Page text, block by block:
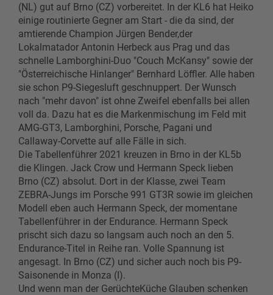
(NL) gut auf Brno (CZ) vorbereitet. In der KL6 hat Heiko
einige routinierte Gegner am Start - die da sind, der
amtierende Champion Jürgen Bender,der
Lokalmatador Antonin Herbeck aus Prag und das
schnelle Lamborghini-Duo "Couch McKansy" sowie der
"Österreichische Hinlanger" Bernhard Löffler. Alle haben
sie schon P9-Siegesluft geschnuppert. Der Wunsch
nach "mehr davon" ist ohne Zweifel ebenfalls bei allen
voll da. Dazu hat es die Markenmischung im Feld mit
AMG-GT3, Lamborghini, Porsche, Pagani und
Callaway-Corvette auf alle Fälle in sich.
Die Tabellenführer 2021 kreuzen in Brno in der KL5b
die Klingen. Jack Crow und Hermann Speck lieben
Brno (CZ) absolut. Dort in der Klasse, zwei Team
ZEBRA-Jungs im Porsche 991 GT3R sowie im gleichen
Modell eben auch Hermann Speck, der momentane
Tabellenführer in der Endurance. Hermann Speck
prischt sich dazu so langsam auch noch an den 5.
Endurance-Titel in Reihe ran. Volle Spannung ist
angesagt. In Brno (CZ) und sicher auch noch bis P9-
Saisonende in Monza (I).
Und wenn man der GerüchteKüche Glauben schenken